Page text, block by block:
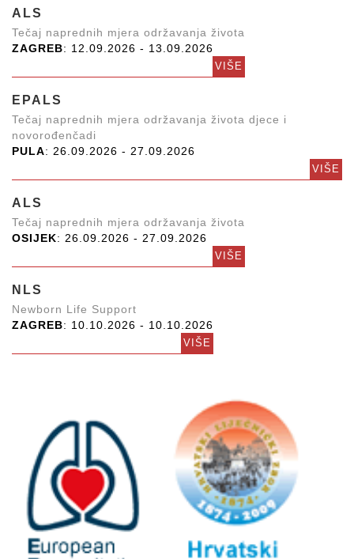
ALS
Tečaj naprednih mjera održavanja života
ZAGREB: 12.09.2026 - 13.09.2026
VIŠE
EPALS
Tečaj naprednih mjera održavanja života djece i
novorođenčadi
PULA: 26.09.2026 - 27.09.2026
VIŠE
ALS
Tečaj naprednih mjera održavanja života
OSIJEK: 26.09.2026 - 27.09.2026
VIŠE
NLS
Newborn Life Support
ZAGREB: 10.10.2026 - 10.10.2026
VIŠE